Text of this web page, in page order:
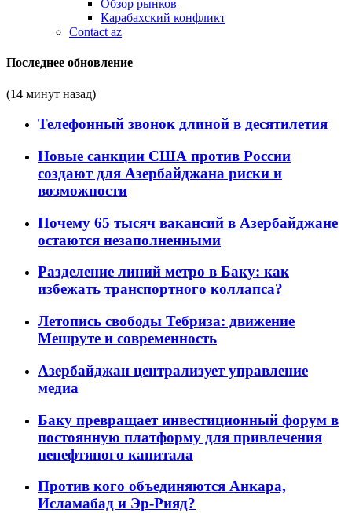
Обзор рынков
Карабахский конфликт
Contact az
Последнее обновление
(14 минут назад)
Телефонный звонок длиной в десятилетия
Новые санкции США против России
создают для Азербайджана риски и
возможности
Почему 65 тысяч вакансий в Азербайджане
остаются незаполненными
Разделение линий метро в Баку: как
избежать транспортного коллапса?
Летопись свободы Тебриза: движение
Мешруте и современность
Азербайджан централизует управление
медиа
Баку превращает инвестиционный форум в
постоянную платформу для привлечения
ненефтяного капитала
Против кого объединяются Анкара,
Исламабад и Эр-Рияд?